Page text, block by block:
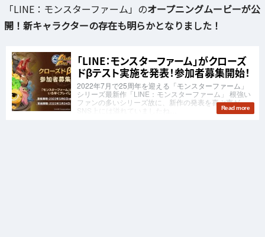
「LINE：モンスターファーム」のオープニングムービーが公
開！新キャラクターの存在も明らかとなりました！